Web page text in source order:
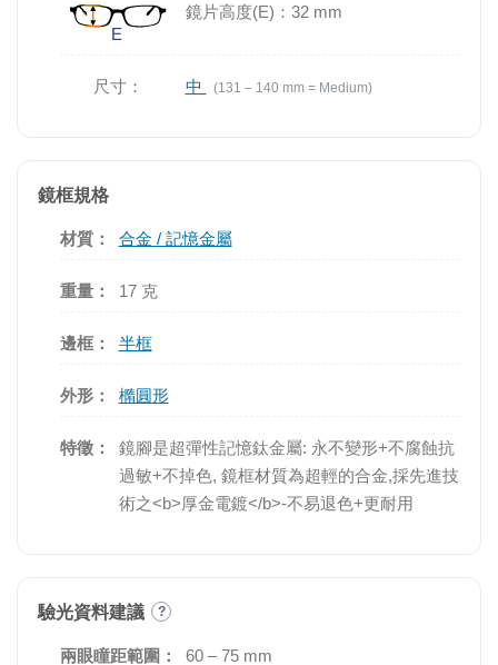
鏡片高度(E)：32 mm
尺寸： 中 (131 – 140 mm = Medium)
鏡框規格
材質： 合金 / 記憶金屬
重量： 17 克
邊框： 半框
外形： 橢圓形
特徵：
鏡腳是超彈性記憶鈦金屬: 永不變形+不腐蝕抗
過敏+不掉色, 鏡框材質為超輕的合金,採先進技
術之<b>厚金電鍍</b>-不易退色+更耐用
驗光資料建議 ?
兩眼瞳距範圍： 60 – 75 mm